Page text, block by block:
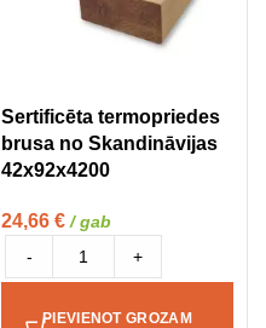
Sertificēta termopriedes
brusa no Skandināvijas
42x92x4200
24,66 € / gab
-
+
PIEVIENOT GROZAM